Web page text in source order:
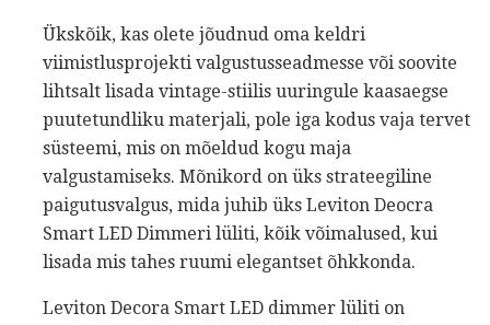
Ükskõik, kas olete jõudnud oma keldri
viimistlusprojekti valgustusseadmesse või soovite
lihtsalt lisada vintage-stiilis uuringule kaasaegse
puutetundliku materjali, pole iga kodus vaja tervet
süsteemi, mis on mõeldud kogu maja
valgustamiseks. Mõnikord on üks strateegiline
paigutusvalgus, mida juhib üks Leviton Deocra
Smart LED Dimmeri lüliti, kõik võimalused, kui
lisada mis tahes ruumi elegantset õhkkonda.
Leviton Decora Smart LED dimmer lüliti on